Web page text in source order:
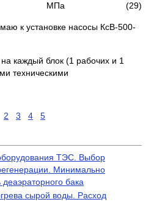
МПа (29)
к установке насосы КсВ-500-
каждый блок (1 рабочих и 1
техническими
2 3 4 5
ТЭС. Выбор
Минимально
бака
сырой воды. Расход